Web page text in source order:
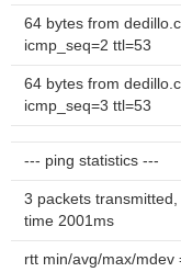
64 bytes from
icmp_seq=2 ttl=53
64 bytes from
icmp_seq=3 ttl=53
--- ping statistics ---
3 packets
time 2001ms
rtt min/avg/max/mdev